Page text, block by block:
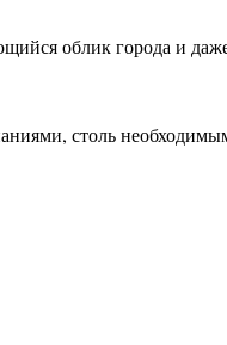
облик города и
столь